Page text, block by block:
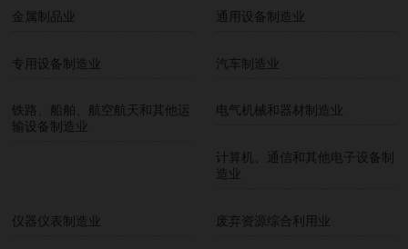
金属制品业 通用设备制造业
专用设备制造业 汽车制造业
铁路、船舶、航空航天和其他运
输设备制造业
电气机械和器材制造业
计算机、通信和其他电子设备制
造业
仪器仪表制造业 废弃资源综合利用业